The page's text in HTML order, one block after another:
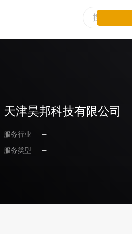
天津昊邦科技有限公司
服务行业
--
服务类型
--